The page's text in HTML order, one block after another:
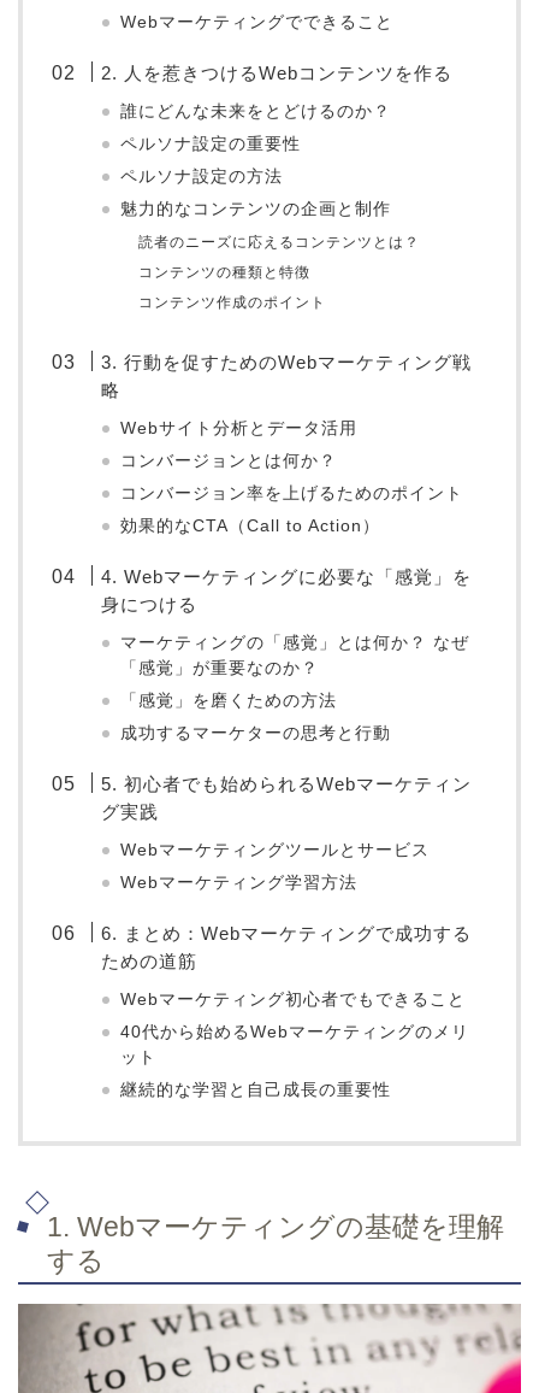
Webマーケティングでできること
2. 人を惹きつけるWebコンテンツを作る
誰にどんな未来をとどけるのか？
ペルソナ設定の重要性
ペルソナ設定の方法
魅力的なコンテンツの企画と制作
読者のニーズに応えるコンテンツとは？
コンテンツの種類と特徴
コンテンツ作成のポイント
3. 行動を促すためのWebマーケティング戦
略
Webサイト分析とデータ活用
コンバージョンとは何か？
コンバージョン率を上げるためのポイント
効果的なCTA（Call to Action）
4. Webマーケティングに必要な「感覚」を
身につける
マーケティングの「感覚」とは何か？ なぜ
「感覚」が重要なのか？
「感覚」を磨くための方法
成功するマーケターの思考と行動
5. 初心者でも始められるWebマーケティン
グ実践
Webマーケティングツールとサービス
Webマーケティング学習方法
6. まとめ：Webマーケティングで成功する
ための道筋
Webマーケティング初心者でもできること
40代から始めるWebマーケティングのメリ
ット
継続的な学習と自己成長の重要性
1. Webマーケティングの基礎を理解
する